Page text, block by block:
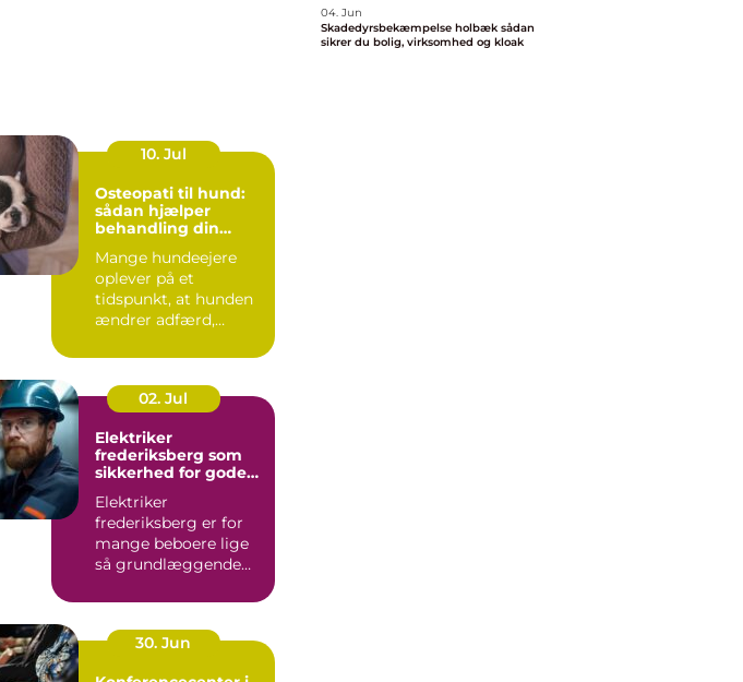
10. Jul
Osteopati til hund:
sådan hjælper
behandling din
Mange hundeejere
oplever på et
tidspunkt, at hunden
ændrer adfærd,
02. Jul
Elektriker
frederiksberg som
sikkerhed for gode
Elektriker
frederiksberg er for
mange beboere lige
så grundlæggende
varmekilder og...
30. Jun
04. Jun
Skadedyrsbekæmpelse holbæk sådan
sikrer du bolig, virksomhed og kloak